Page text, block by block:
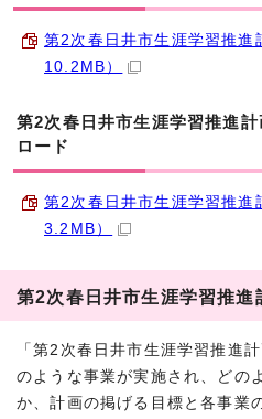
第2次春日井市生涯学習推進
10.2MB）
第2次春日井市生涯学習推進
ロード
第2次春日井市生涯学習推
3.2MB）
第2次春日井市生涯学習推進
「第2次春日井市生涯学習推進
のような事業が実施され、どの
か、計画の掲げる目標と各事業